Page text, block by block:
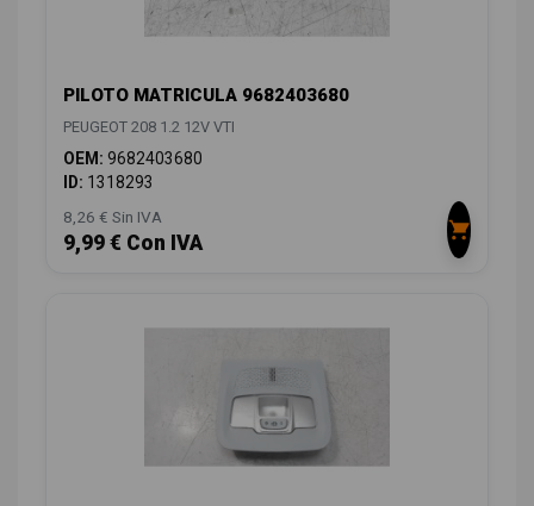
PILOTO MATRICULA 9682403680
PEUGEOT 208 1.2 12V VTI
OEM: 9682403680
ID: 1318293
8,26 € Sin IVA
9,99 € Con IVA